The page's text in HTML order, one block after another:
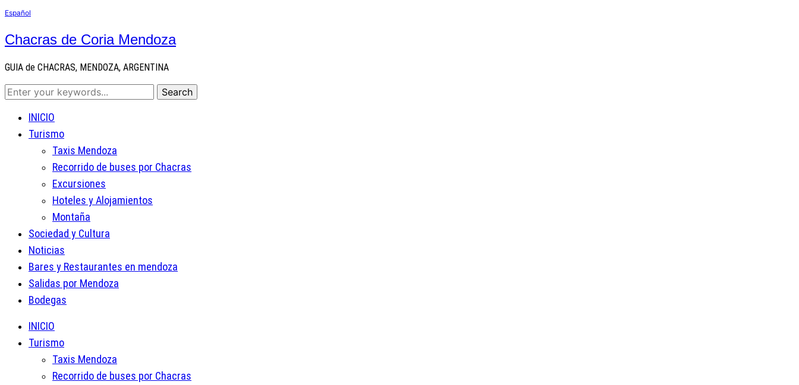
Español
Chacras de Coria Mendoza
GUIA de CHACRAS, MENDOZA, ARGENTINA
INICIO
Turismo
Taxis Mendoza
Recorrido de buses por Chacras
Excursiones
Hoteles y Alojamientos
Montaña
Sociedad y Cultura
Noticias
Bares y Restaurantes en mendoza
Salidas por Mendoza
Bodegas
INICIO
Turismo
Taxis Mendoza
Recorrido de buses por Chacras